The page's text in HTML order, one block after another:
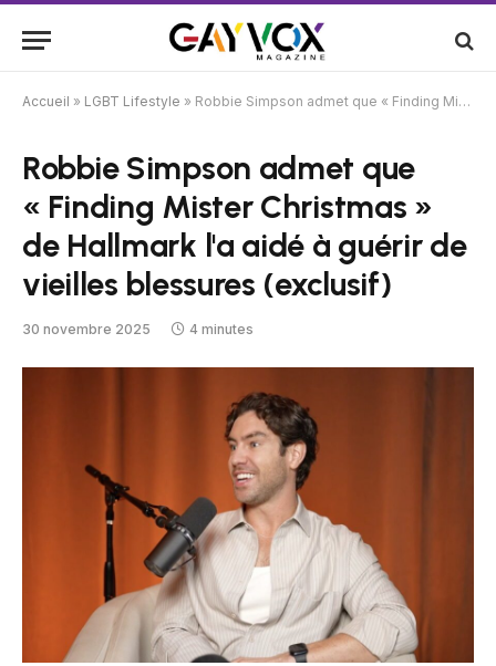
Accueil » LGBT Lifestyle » Robbie Simpson admet que « Finding Mister Christmas » de Hallmark l'a aidé à guérir de vieilles blessures (exclusif)
Robbie Simpson admet que
« Finding Mister Christmas »
de Hallmark l'a aidé à guérir de
vieilles blessures (exclusif)
30 novembre 2025 4 minutes